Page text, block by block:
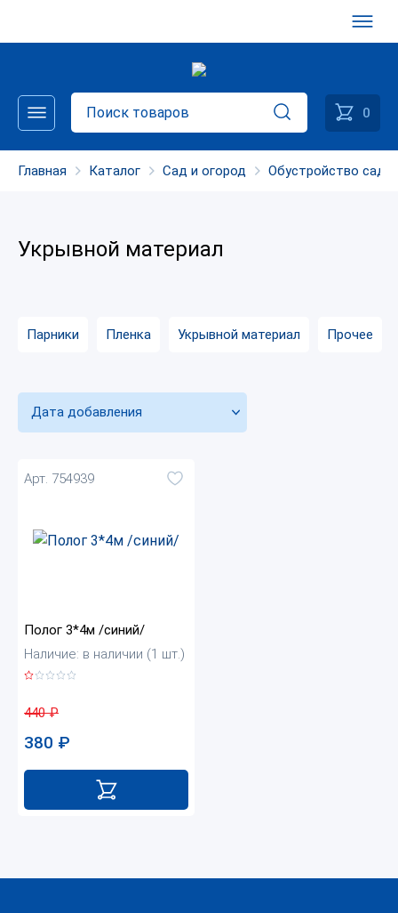
0
Главная Каталог Сад и огород Обустройство сада
Укрывной материал
Парники Пленка Укрывной материал Прочее
Дата добавления
Арт. 754939
Полог 3*4м /синий/
Наличие: в наличии (1 шт.)
440₽
380 ₽